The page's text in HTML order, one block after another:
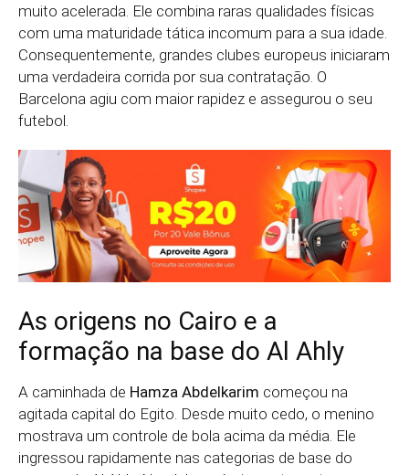
muito acelerada. Ele combina raras qualidades físicas
com uma maturidade tática incomum para a sua idade.
Consequentemente, grandes clubes europeus iniciaram
uma verdadeira corrida por sua contratação. O
Barcelona agiu com maior rapidez e assegurou o seu
futebol.
As origens no Cairo e a
formação na base do Al Ahly
A caminhada de Hamza Abdelkarim começou na
agitada capital do Egito. Desde muito cedo, o menino
mostrava um controle de bola acima da média. Ele
ingressou rapidamente nas categorias de base do